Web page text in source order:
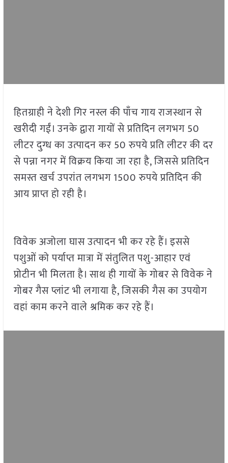
हितग्राही ने देशी गिर नस्ल की पाँच गाय राजस्थान से
खरीदी गईं। उनके द्वारा गायों से प्रतिदिन लगभग 50
लीटर दुग्ध का उत्पादन कर 50 रुपये प्रति लीटर की दर
से पन्ना नगर में विक्रय किया जा रहा है, जिससे प्रतिदिन
समस्त खर्च उपरांत लगभग 1500 रुपये प्रतिदिन की
आय प्राप्त हो रही है।
विवेक अजोला घास उत्पादन भी कर रहे हैं। इससे
पशुओं को पर्याप्त मात्रा में संतुलित पशु-आहार एवं
प्रोटीन भी मिलता है। साथ ही गायों के गोबर से विवेक ने
गोबर गैस प्लांट भी लगाया है, जिसकी गैस का उपयोग
वहां काम करने वाले श्रमिक कर रहे हैं।